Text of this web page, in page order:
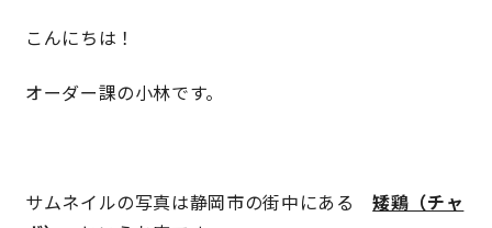
こんにちは！
オーダー課の小林です。
サムネイルの写真は静岡市の街中にある矮鶏（チャ